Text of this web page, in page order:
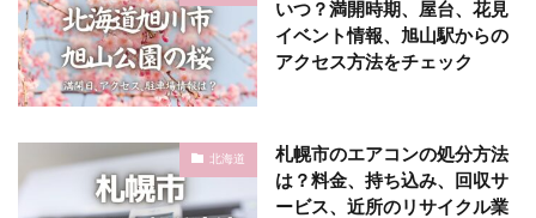
いつ？満開時期、屋台、花見
イベント情報、旭山駅からの
アクセス方法をチェック
北海道
札幌市のエアコンの処分方法
は？料金、持ち込み、回収サ
ービス、近所のリサイクル業